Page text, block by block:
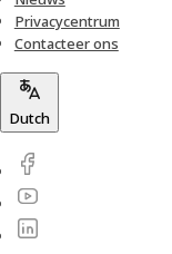
Privacycentrum
Contacteer ons
Dutch